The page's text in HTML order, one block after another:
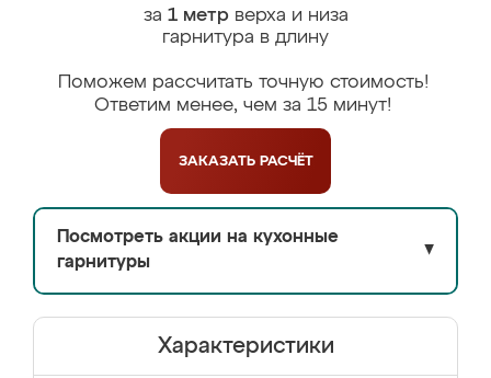
за 1 метрверха и низа
гарнитура в длину
Поможем рассчитать точную стоимость!
Ответим менее, чем за 15 минут!
ЗАКАЗАТЬ РАСЧЁТ
Посмотреть акции на кухонные
гарнитуры
▼
Характеристики